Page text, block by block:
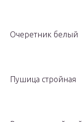
Очеретник белый
Пушица стройная